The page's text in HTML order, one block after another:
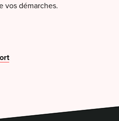
vos démarches.